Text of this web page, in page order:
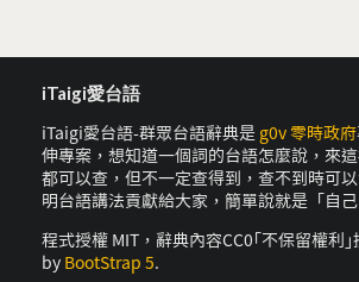
iTaigi愛台語
iTaigi愛台語-群眾台語辭典是 g0v 零時政府
伸專案，想知道一個詞的台語怎麼說，來
都可以查，但不一定查得到，查不到時可
明台語講法貢獻給大家，簡單說就是「自
程式授權 MIT，辭典內容CC0｢不保留權利
by BootStrap 5.